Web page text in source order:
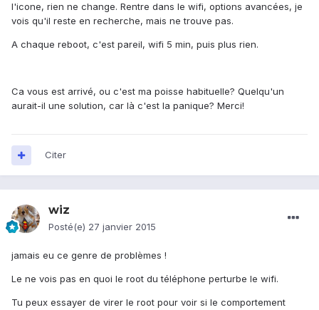
l'icone, rien ne change. Rentre dans le wifi, options avancées, je
vois qu'il reste en recherche, mais ne trouve pas.
A chaque reboot, c'est pareil, wifi 5 min, puis plus rien.
Ca vous est arrivé, ou c'est ma poisse habituelle? Quelqu'un
aurait-il une solution, car là c'est la panique? Merci!
Citer
wiz
Posté(e) 27 janvier 2015
jamais eu ce genre de problèmes !
Le ne vois pas en quoi le root du téléphone perturbe le wifi.
Tu peux essayer de virer le root pour voir si le comportement